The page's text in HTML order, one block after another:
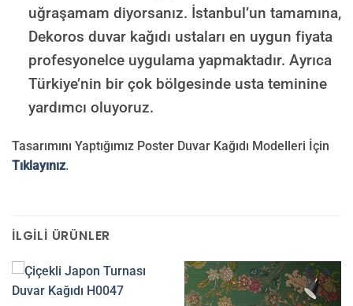
uğraşamam diyorsanız. İstanbul’un tamamına,
Dekoros duvar kağıdı ustaları en uygun fiyata
profesyonelce uygulama yapmaktadır. Ayrıca
Türkiye’nin bir çok bölgesinde usta teminine
yardımcı oluyoruz.
Tasarımını Yaptığımız Poster Duvar Kağıdı Modelleri İçin
Tıklayınız.
İLGILI ÜRÜNLER